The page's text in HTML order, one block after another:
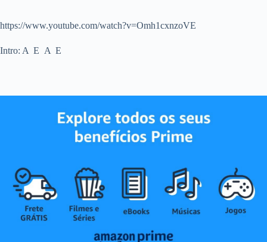
https://www.youtube.com/watch?v=Omh1cxnzoVE
Intro: A E A E